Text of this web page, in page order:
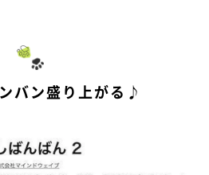
バン盛り上がる♪